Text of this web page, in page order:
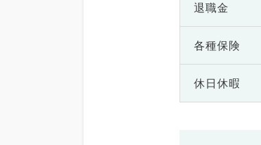
退職金
各種保険
休日休暇